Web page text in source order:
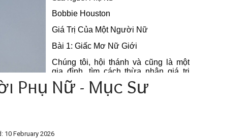
Phụ Nữ - Mục Sư
10 February 2026